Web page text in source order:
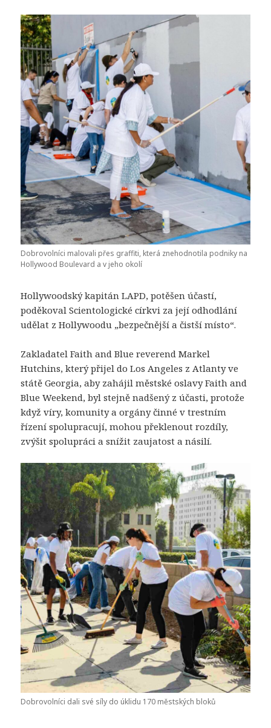
Dobrovolníci malovali přes graffiti, která znehodnotila podniky na
Hollywood Boulevard a v jeho okolí
Hollywoodský kapitán LAPD, potěšen účastí,
poděkoval Scientologické církvi za její odhodlání
udělat z Hollywoodu „bezpečnější a čistší místo“.
Zakladatel Faith and Blue reverend Markel
Hutchins, který přijel do Los Angeles z Atlanty ve
státě Georgia, aby zahájil městské oslavy Faith and
Blue Weekend, byl stejně nadšený z účasti, protože
když víry, komunity a orgány činné v trestním
řízení spolupracují, mohou překlenout rozdíly,
zvýšit spolupráci a snížit zaujatost a násilí.
Dobrovolníci dali své síly do úklidu 170 městských bloků